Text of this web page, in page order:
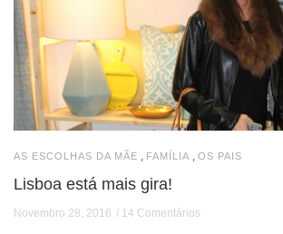
AS ESCOLHAS DA MÃE FAMÍLIA OS PAIS
Lisboa está mais gira!
Novembro 28, 2016 14 Comentários